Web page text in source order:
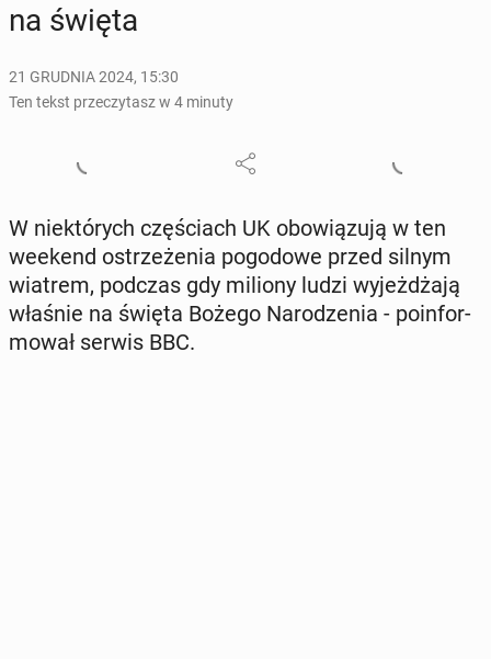
na święta
21 GRUDNIA 2024, 15:30
Ten tekst przeczytasz w 4 minuty
W nie­któ­rych czę­ściach UK obo­wią­zu­ją w ten
weekend ostrze­że­nia po­go­do­we przed silnym
wiatrem, podczas gdy miliony ludzi wy­jeż­dża­ją
właśnie na święta Bożego Na­ro­dze­nia - po­in­for­
mo­wał serwis BBC.